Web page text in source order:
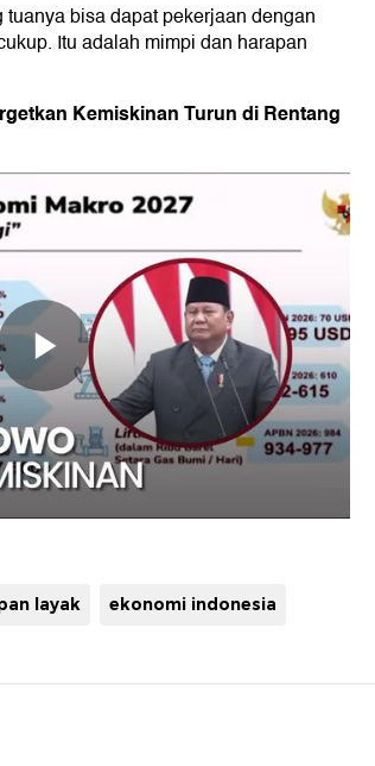
bisa dapat pekerjaan dengan
Itu adalah mimpi dan harapan
Kemiskinan Turun di Rentang
layak ekonomi indonesia